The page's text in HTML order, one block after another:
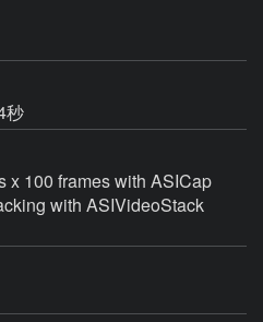
秒
x 100 frames with ASICap
with ASIVideoStack